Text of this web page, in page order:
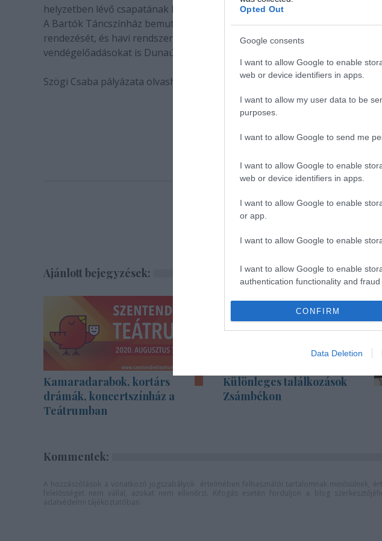
Opted Out
Google consents
I want to allow Google to enable
web or device identifiers in apps.
I want to allow my user data to be
purposes.
I want to allow Google to send me
I want to allow Google to enable
web or device identifiers in apps.
I want to allow Google to enable
or app.
I want to allow Google to enable
I want to allow Google to enable
authentication functionality and
CONFIRM
Data Deletion
helyzetben lévő csapatának kezdeményező, sőt központi szerepet kell
A Bartók Táncszínház bemutatóin kívül fontosnak tartják szakmai
rendezését, és havi rendszerességgel szerveznek majd a táncművészet
vendégelőadásokat is Dunaújvárosban, a közönség minél szélesebb
Szögi Csaba pályázata olvasható
Ajánlott bejegyzések:
Kamaradarabok, kortárs
drámák, koncertszínház a
Teátrumban
Különleges találkozások
Zsámbékon
Kommentek: